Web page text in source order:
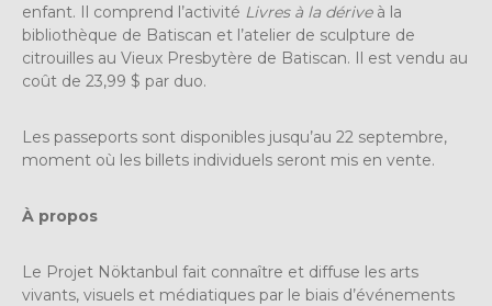
enfant. Il comprend l’activité Livres à la dériveà la
bibliothèque de Batiscan et l’atelier de sculpture de
citrouilles au Vieux Presbytère de Batiscan. Il est vendu au
coût de 23,99 $ par duo.
Les passeports sont disponibles jusqu’au 22 septembre,
moment où les billets individuels seront mis en vente.
À propos
Le Projet Nöktanbul fait connaître et diffuse les arts
vivants, visuels et médiatiques par le biais d’événements